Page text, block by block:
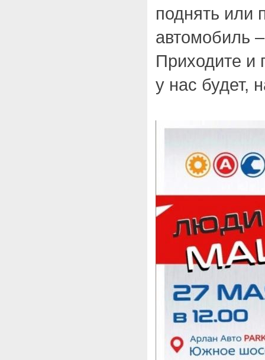
поднять или
автомобиль
Приходите и
у нас будет,